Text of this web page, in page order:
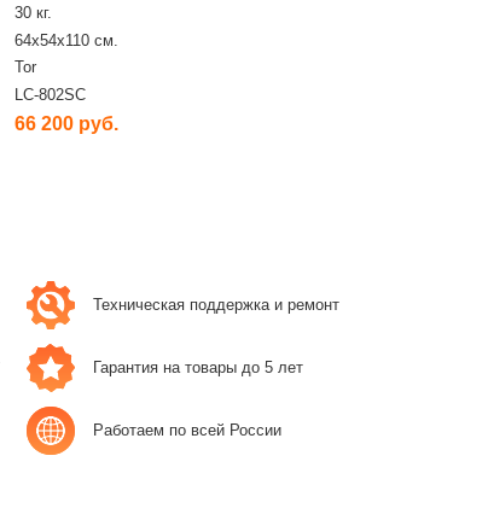
30 кг.
64х54х110 см.
Tor
LC-802SC
66 200 руб.
Техническая поддержка и ремонт
Гарантия на товары до 5 лет
Работаем по всей России